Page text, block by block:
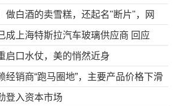
做白酒的卖雪糕，还起名"断片"，网
A股玩起跨界，自己都怕？
成上海特斯拉汽车玻璃供应商 回应
启口水仗，美的悄然近身
经销商“跑马圈地”，主要产品价格下滑
登入资本市场